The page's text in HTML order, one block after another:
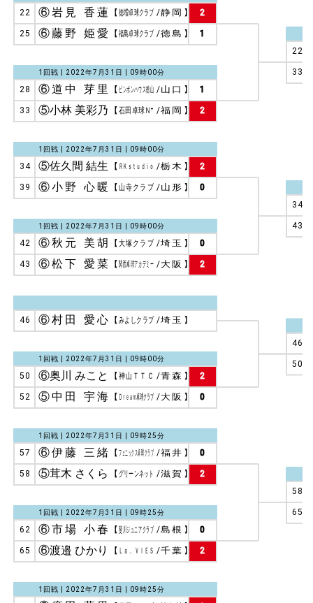
22
33
34
43
46
50
58
65
2
22 ⑥岩見 香蓮 【 徳増卓球クラブ /静岡 】
1
25 ⑥藤野 姫愛 【 福島卓球クラブ /徳島 】
1回戦 | 2022年7月31日 | 09時00分
1
28 ⑥道中 芽里 【 ピンポンハウス徳山 /山口 】
2
33 ⑤小林 美彩乃 【 石田卓球Ｎ⁺ /福岡 】
1回戦 | 2022年7月31日 | 09時00分
2
34 ⑤佐久間 結生 【 ＲＫｓｔｕｄｉｏ /栃木 】
0
39 ⑥小野 心暖 【 山寺クラブ /山形 】
1回戦 | 2022年7月31日 | 09時00分
0
42 ⑥秋元 美胡 【 大塚クラブ /埼玉 】
2
43 ⑥松下 愛菜 【 関西卓球アカデミー /大阪 】
46 ⑥村田 愛心 【 みよしクラブ /埼玉 】
1回戦 | 2022年7月31日 | 09時00分
2
50 ⑥奥川 みこと 【 神山ＴＴＣ /青森 】
0
52 ⑤中田 宇海 【 Ｄｒｅａｍ卓球クラブ /大阪 】
1回戦 | 2022年7月31日 | 09時25分
0
57 ⑥伊藤 三緒 【 フェニックス卓球クラブ /福井 】
2
58 ⑤茸木 さくら 【 グリーンネット /滋賀 】
1回戦 | 2022年7月31日 | 09時25分
0
62 ⑥市場 小春 【 斐川ジュニアクラブ /島根 】
2
65 ⑥渡邉 ひかり 【 Ｌａ． ＶＩＥＳ /千葉 】
1回戦 | 2022年7月31日 | 09時25分